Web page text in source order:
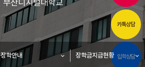
부산디지털대학교
장학안내 장학금지급현황
카톡상담
입학상담